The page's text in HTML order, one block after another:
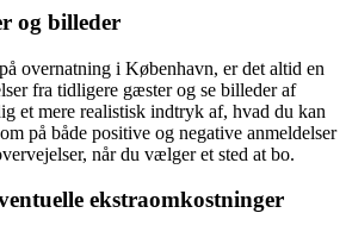
og billeder
overnatning i København, er det altid en
fra tidligere gæster og se billeder af
et mere realistisk indtryk af, hvad du kan
på både positive og negative anmeldelser
når du vælger et sted at bo.
ekstraomkostninger